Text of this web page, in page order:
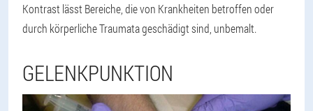
Kontrast lässt Bereiche, die von Krankheiten betroffen oder
durch körperliche Traumata geschädigt sind, unbemalt.
GELENKPUNKTION